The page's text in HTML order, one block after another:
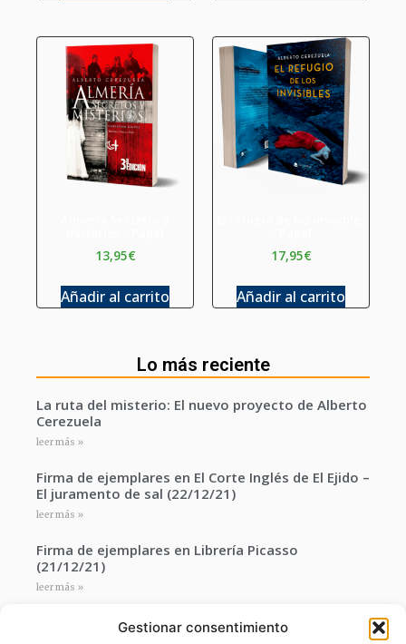
Gestionar consentimiento
13,95€
Añadir al carrito
17,95€
Añadir al carrito
Lo más reciente
La ruta del misterio: El nuevo proyecto de Alberto
Cerezuela
leer más »
Firma de ejemplares en El Corte Inglés de El Ejido –
El juramento de sal (22/12/21)
leer más »
Firma de ejemplares en Librería Picasso
(21/12/21)
leer más »